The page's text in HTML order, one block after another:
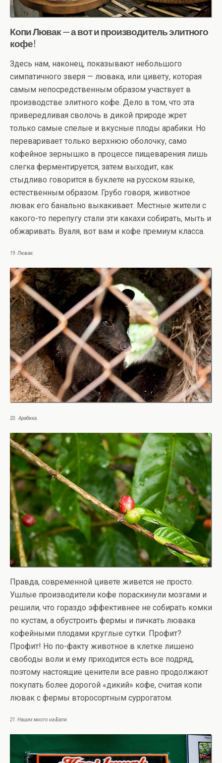
Копи Лювак — а вот и производитель элитного
кофе!
Здесь нам, наконец, показывают небольшого
симпатичного зверя — лювака, или цивету, которая
самым непосредственным образом участвует в
производстве элитного кофе. Дело в том, что эта
привередливая сволочь в дикой природе жрет
только самые спелые и вкусные плоды арабики. Но
переваривает только верхнюю оболочку, само
кофейное зернышко в процессе пищеварения лишь
слегка ферментируется, затем выходит, как
стыдливо говорится в буклете на русском языке,
естественным образом. Грубо говоря, животное
лювак его банально выкакивает. Местные жители с
какого-то перепугу стали эти какахи собирать, мыть и
обжаривать. Вуаля, вот вам и кофе премиум класса.
19. Лювак.
20. Арабика.
Правда, современной цивете живется не просто.
Ушлые производители кофе пораскинули мозгами и
решили, что гораздо эффективнее не собирать комки
по кустам, а обустроить фермы и пичкать лювака
кофейными плодами круглые сутки. Профит?
Профит! Но по-факту животное в клетке лишено
свободы воли и ему приходится есть все подряд,
поэтому настоящие ценители все равно продолжают
покупать более дорогой «дикий» кофе, считая копи
лювак с фермы второсортным суррогатом.
21. Наших много на Бали.